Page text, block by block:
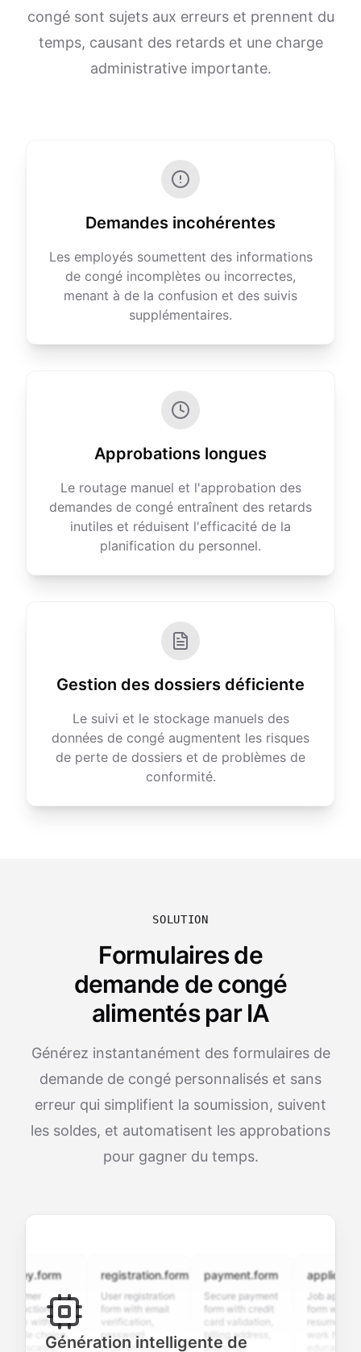
congé sont sujets aux erreurs et prennent du
temps, causant des retards et une charge
administrative importante.
Demandes incohérentes
Les employés soumettent des informations
de congé incomplètes ou incorrectes,
menant à de la confusion et des suivis
supplémentaires.
Approbations longues
Le routage manuel et l'approbation des
demandes de congé entraînent des retards
inutiles et réduisent l'efficacité de la
planification du personnel.
Gestion des dossiers déficiente
Le suivi et le stockage manuels des
données de congé augmentent les risques
de perte de dossiers et de problèmes de
conformité.
SOLUTION
Formulaires de
demande de congé
alimentés par IA
Générez instantanément des formulaires de
demande de congé personnalisés et sans
erreur qui simplifient la soumission, suivent
les soldes, et automatisent les approbations
pour gagner du temps.
registration.form
User registration
form with email
verification,
password
requirements,
payment.form
Secure payment
form with credit
card validation,
billing address,
and order
Job application
form with
resume upload,
Génération intelligente de